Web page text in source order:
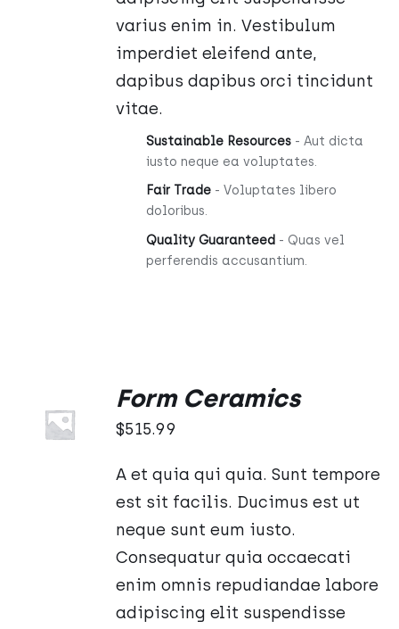
varius enim in. Vestibulum
imperdiet eleifend ante,
dapibus dapibus orci tincidunt
vitae.
Sustainable Resources- Aut dicta
iusto neque ea voluptates.
Fair Trade- Voluptates libero
doloribus.
Quality Guaranteed - Quas vel
perferendis accusantium.
5.00na 5
DO
KOSZYKA
Form Ceramics
$515.99
A et quia qui quia. Sunt tempore
est sit facilis. Ducimus est ut
neque sunt eum iusto.
Consequatur quia occaecati
enim omnis repudiandae labore
adipiscing elit suspendisse